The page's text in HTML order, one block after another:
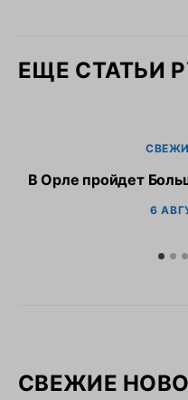
ЕЩЕ СТАТЬИ
В Орле пройдет
6
СВЕЖИЕ